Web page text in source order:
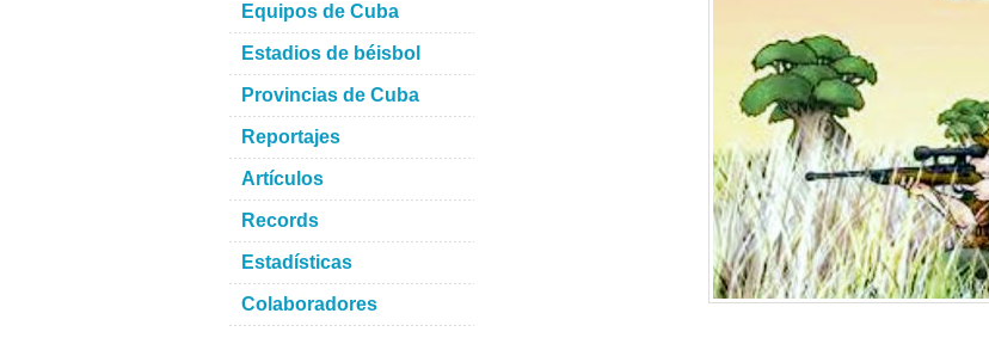
Equipos de Cuba
Estadios de béisbol
Provincias de Cuba
Reportajes
Artículos
Records
Estadísticas
Colaboradores